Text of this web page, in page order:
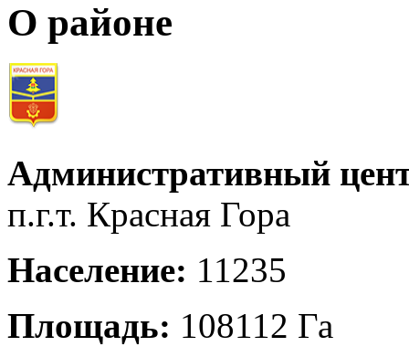
О районе
Административный
п.г.т. Красная Гора
Население: 11235
Площадь: 108112 Га